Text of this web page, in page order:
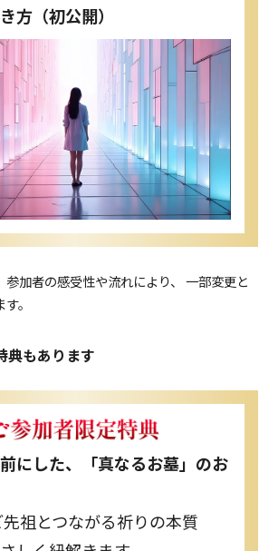
方（初公開）
加者の感受性や流れにより、 一部変更と
。
典もあります
にした、「真なるお墓」のお
祖とつながる祈りの本質